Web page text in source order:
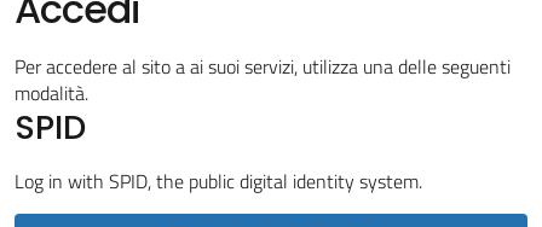
Novità
Servizi
Menu selezionato
il
Per accedere al sito a ai suoi servizi, utilizza una delle seguenti
modalità.
SPID
Log in with SPID, the public digital identity system.